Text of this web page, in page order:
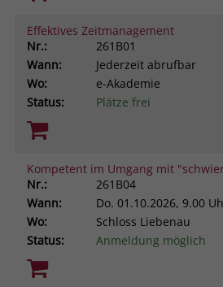
Effektives Zeitmanagement
Nr.:
261B01
Wann:
Jederzeit abrufbar
Wo:
e-Akademie
Status:
Plätze frei
Kompetent im Umgang mit
Nr.:
261B04
Wann:
Do. 01.10.2026, 9.00
Wo:
Schloss Liebenau
Status:
Anmeldung möglich